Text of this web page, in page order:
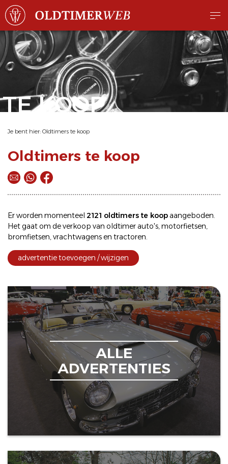
TE KOOP
Je bent hier: Oldtimers te koop
Oldtimers te koop
Er worden momenteel 2121 oldtimers te koopaangeboden.
Het gaat om deverkoop van oldtimerauto's,motorfietsen,
bromfietsen,vrachtwagens en tractoren.
advertentie toevoegen / wijzigen
ALLE
ADVERTENTIES